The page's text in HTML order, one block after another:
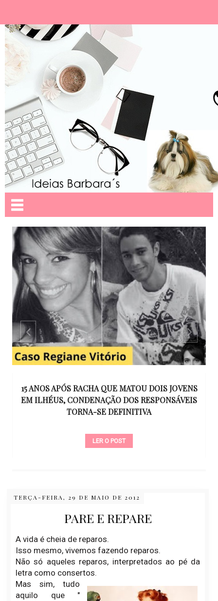
15 ANOS APÓS RACHA QUE MATOU DOIS JOVENS
EM ILHÉUS, CONDENAÇÃO DOS RESPONSÁVEIS
TORNA-SE DEFINITIVA
LER O POST
TERÇA-FEIRA, 29 DE MAIO DE 2012
PARE E REPARE
A vida é cheia de reparos.
Isso mesmo, vivemos fazendo reparos.
Não só aqueles reparos, interpretados ao pé da
letra como consertos.
Mas sim, tudo
aquilo que "